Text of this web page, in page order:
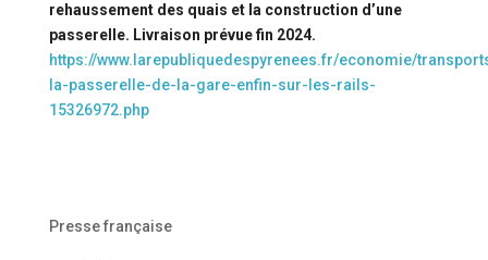
rehaussement des quais et la construction d’une
passerelle. Livraison prévue fin 2024.
https://www.larepubliquedespyrenees.fr/economie/
la-passerelle-de-la-gare-enfin-sur-les-rails-
15326972.php
Presse française